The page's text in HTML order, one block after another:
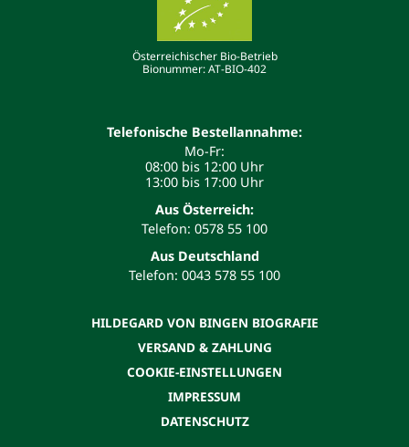
Österreichischer Bio-Betrieb
Bionummer: AT-BIO-402
Telefonische Bestellannahme:
Mo-Fr:
08:00 bis 12:00 Uhr
13:00 bis 17:00 Uhr
Aus Österreich:
Telefon: 0578 55 100
Aus Deutschland
Telefon: 0043 578 55 100
HILDEGARD VON BINGEN BIOGRAFIE
VERSAND & ZAHLUNG
COOKIE-EINSTELLUNGEN
IMPRESSUM
DATENSCHUTZ